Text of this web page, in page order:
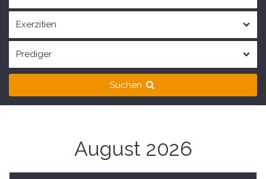
Suchen
August 2026